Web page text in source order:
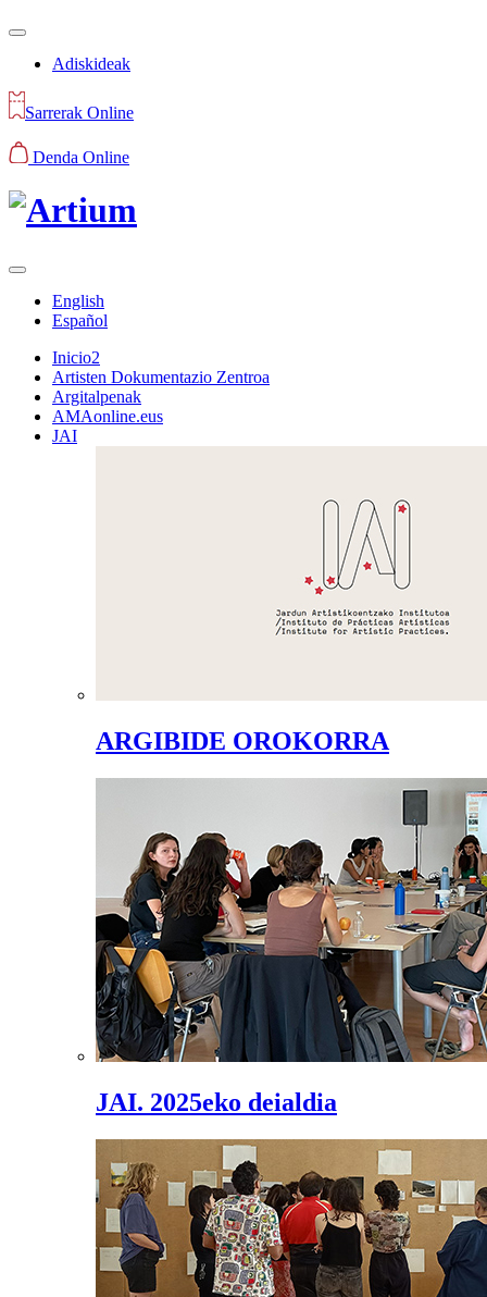
Adiskideak
Sarrerak Online
Denda Online
English
Español
Inicio2
Artisten Dokumentazio Zentroa
Argitalpenak
AMAonline.eus
JAI
ARGIBIDE OROKORRA
JAI. 2025eko deialdia